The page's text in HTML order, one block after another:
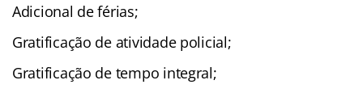
Adicional de férias;
Gratificação de atividade policial;
Gratificação de tempo integral;